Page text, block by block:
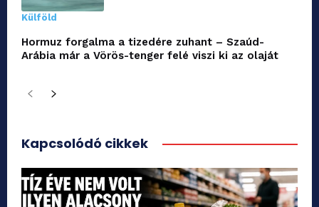
Külföld
Hormuz forgalma a tizedére zuhant – Szaúd-
Arábia már a Vörös-tenger felé viszi ki az olaját
Kapcsolódó cikkek